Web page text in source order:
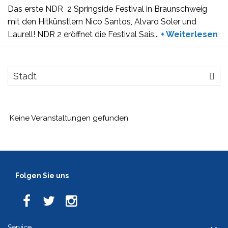
Das erste NDR 2 Springside Festival in Braunschweig
mit den Hitkünstlern Nico Santos, Alvaro Soler und
Laurell! NDR 2 eröffnet die Festival Sais... + Weiterlesen
Stadt
Keine Veranstaltungen gefunden
Folgen Sie uns